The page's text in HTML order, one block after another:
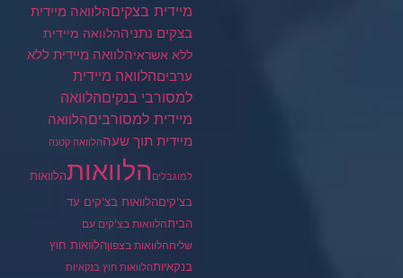
מיידית בצקיםהלוואה מיידית
בצקים נתניההלוואה מיידית
ללא אשראיהלוואה מיידית ללא
ערביםהלוואה מיידית
למסורבי בנקיםהלוואה
מיידית למסורביםהלוואה
מיידית תוך שעההלוואה קטנה
למוגבלים הלוואותהלוואות
בצ'קיםהלוואות בצ'קים עד
הביתהלוואות בצ'קים עם
שליחהלוואות בצפוןהלוואות חוץ
בנקאיותהלוואות חוץ בנקאיות